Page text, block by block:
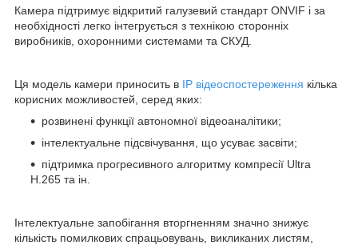
Камера підтримує відкритий галузевий стандарт ONVIF і за
необхідності легко інтегрується з технікою сторонніх
виробників, охоронними системами та СКУД.
Ця модель камери приносить в IP відеоспостереження кілька
корисних можливостей, серед яких:
розвинені функції автономної відеоаналітики;
інтелектуальне підсвічування, що усуває засвіти;
підтримка прогресивного алгоритму компресії Ultra
Н.265 та ін.
Інтелектуальне запобігання вторгненням значно знижує
кількість помилкових спрацьовувань, викликаних листям,